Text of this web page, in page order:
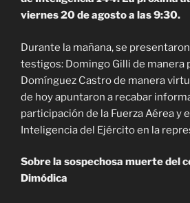
viernes 20 de agosto a las 9:30.
Durante la mañana, se
testigos: Domingo Gilli de manera
Domínguez Castro de manera
de hoy apuntaron a recabar
participación de la Fuerza Aérea y
Inteligencia del Ejército en la
Sobre la sospechosa muerte del
Dimódica